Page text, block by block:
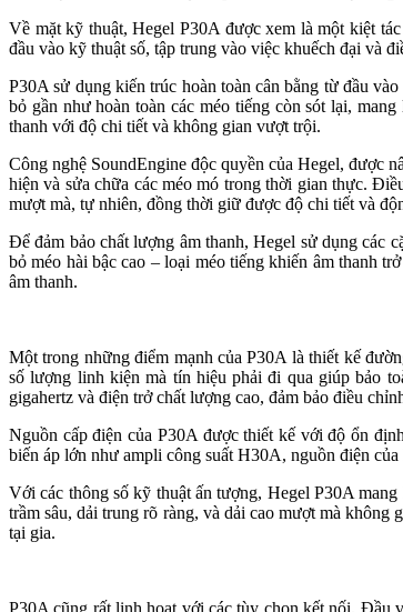
Về mặt kỹ thuật, Hegel P30A được xem là một kiệt
đầu vào kỹ thuật số, tập trung vào việc khuếch đại và
P30A sử dụng kiến trúc hoàn toàn cân bằng từ đầu
bỏ gần như hoàn toàn các méo tiếng còn sót lại,
thanh với độ chi tiết và không gian vượt trội.
Công nghệ SoundEngine độc quyền của Hegel, được
hiện và sửa chữa các méo mó trong thời gian thực.
mượt mà, tự nhiên, đồng thời giữ được độ chi tiết và
Để đảm bảo chất lượng âm thanh, Hegel sử dụng các
bỏ méo hài bậc cao – loại méo tiếng khiến âm thanh
âm thanh.
Một trong những điểm mạnh của P30A là thiết kế
số lượng linh kiện mà tín hiệu phải đi qua giúp bảo
gigahertz và điện trở chất lượng cao, đảm bảo điều
Nguồn cấp điện của P30A được thiết kế với độ ổn
biến áp lớn như ampli công suất H30A, nguồn điện
Với các thông số kỹ thuật ấn tượng, Hegel P30A
trầm sâu, dải trung rõ ràng, và dải cao mượt mà
tại gia.
P30A cũng rất linh hoạt với các tùy chọn kết nối. Đầu